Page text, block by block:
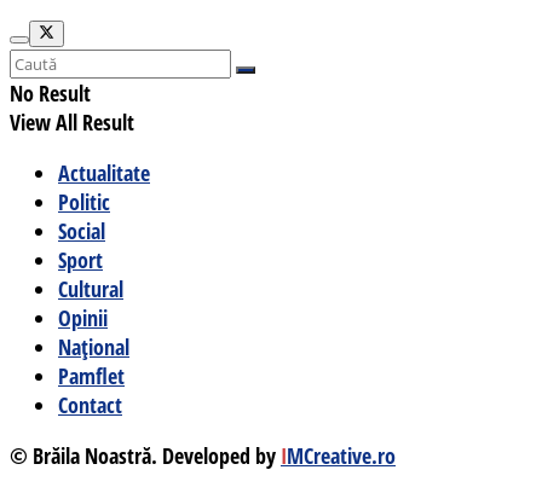
No Result
View All Result
Actualitate
Politic
Social
Sport
Cultural
Opinii
Național
Pamflet
Contact
© Brăila Noastră. Developed by IMCreative.ro